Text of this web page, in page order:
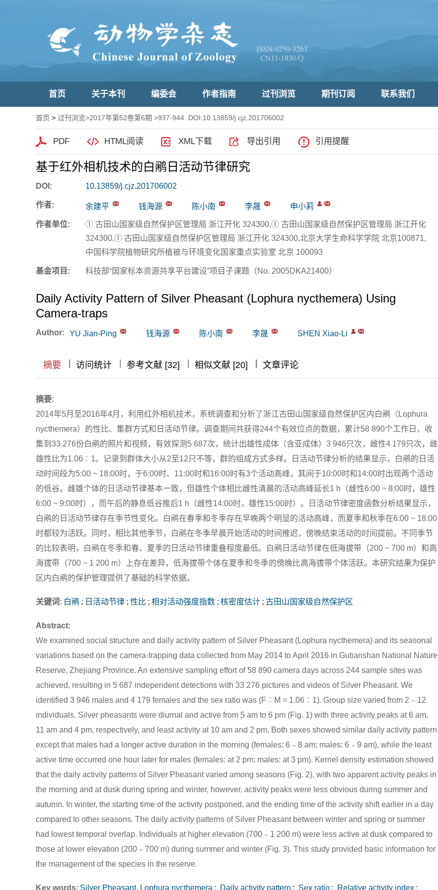
首页 关于本刊 编委会 作者指南 过刊浏览 期刊订阅 联系我们
首页 > 过刊浏览>2017年第52卷第6期 >937-944. DOI:10.13859/j.cjz.201706002
PDF HTML阅读 XML下载 导出引用 引用提醒
基于红外相机技术的白鹇日活动节律研究
DOI: 10.13859/j.cjz.201706002
作者: 余建平 钱海源 陈小南 李晟 申小莉
作者单位:
① 古田山国家级自然保护区管理局 浙江开化 324300,① 古田山国家级自然保护区管理局 浙江开化
324300,① 古田山国家级自然保护区管理局 浙江开化 324300,北京大学生命科学学院 北京100871,
中国科学院植物研究所植被与环境变化国家重点实验室 北京 100093
基金项目: 科技部“国家标本资源共享平台建设”项目子课题（No. 2005DKA21400）
Daily Activity Pattern of Silver Pheasant (Lophura nycthemera) Using
Camera-traps
Author: YU Jian-Ping 钱海源 陈小南 李晟 SHEN Xiao-Li
摘要 访问统计 参考文献 [32] 相似文献 [20] 文章评论
摘要:
2014年5月至2016年4月，利用红外相机技术，系统调查和分析了浙江古田山国家级自然保护区内白鹇（Lophura
nycthemera）的性比、集群方式和日活动节律。调查期间共获得244个有效位点的数据，累计58 890个工作日，收
集到33 276份白鹇的照片和视频，有效探测5 687次，统计出雄性成体（含亚成体）3 946只次，雌性4 179只次，雌
雄性比为1.06︰1。记录到群体大小从2至12只不等，群的组成方式多样。日活动节律分析的结果显示，白鹇的日活
动时间段为5:00 ~ 18:00时，于6:00时、11:00时和16:00时有3个活动高峰，其间于10:00时和14:00时出现两个活动
的低谷。雌雄个体的日活动节律基本一致，但雄性个体相比雌性清晨的活动高峰延长1 h（雌性6:00 ~ 8:00时，雄性
6:00 ~ 9:00时），而午后的静息低谷推后1 h（雌性14:00时，雄性15:00时）。日活动节律密度函数分析结果显示，
白鹇的日活动节律存在季节性变化。白鹇在春季和冬季存在早晚两个明显的活动高峰，而夏季和秋季在6:00 ~ 18:00
时都较为活跃。同时，相比其他季节，白鹇在冬季早晨开始活动的时间推迟，傍晚结束活动的时间提前。不同季节
的比较表明，白鹇在冬季和春、夏季的日活动节律重叠程度最低。白鹇日活动节律在低海拔带（200 ~ 700 m）和高
海拔带（700 ~ 1 200 m）上存在差异，低海拔带个体在夏季和冬季的傍晚比高海拔带个体活跃。本研究结果为保护
区内白鹇的保护管理提供了基础的科学依据。
关键词: 白鹇 ; 日活动节律 ; 性比 ; 相对活动强度指数 ; 核密度估计 ; 古田山国家级自然保护区
Abstract:
We examined social structure and daily activity pattern of Silver Pheasant (Lophura nycthemera) and its seasonal
variations based on the camera-trapping data collected from May 2014 to April 2016 in Gutianshan National Nature
Reserve, Zhejiang Province. An extensive sampling effort of 58 890 camera days across 244 sample sites was
achieved, resulting in 5 687 independent detections with 33 276 pictures and videos of Silver Pheasant. We
identified 3 946 males and 4 179 females and the sex ratio was (F︰M = 1.06︰1). Group size varied from 2﹣12
individuals. Silver pheasants were diurnal and active from 5 am to 6 pm (Fig. 1) with three activity peaks at 6 am,
11 am and 4 pm, respectively, and least activity at 10 am and 2 pm. Both sexes showed similar daily activity pattern
except that males had a longer active duration in the morning (females: 6﹣8 am; males: 6﹣9 am), while the least
active time occurred one hour later for males (females: at 2 pm; males: at 3 pm). Kernel density estimation showed
that the daily activity patterns of Silver Pheasant varied among seasons (Fig. 2), with two apparent activity peaks in
the morning and at dusk during spring and winter, however, activity peaks were less obvious during summer and
autumn. In winter, the starting time of the activity postponed, and the ending time of the activity shift earlier in a day
compared to other seasons. The daily activity patterns of Silver Pheasant between winter and spring or summer
had lowest temporal overlap. Individuals at higher elevation (700﹣1 200 m) were less active at dusk compared to
those at lower elevation (200﹣700 m) during summer and winter (Fig. 3). This study provided basic information for
the management of the species in the reserve.
Key words: Silver Pheasant, Lophura nycthemera ; Daily activity pattern ; Sex ratio ; Relative activity index ;